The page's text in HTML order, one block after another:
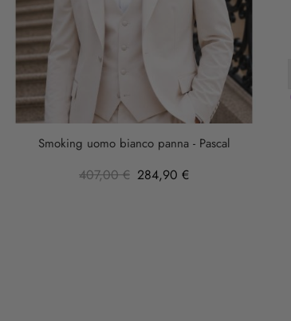
Smoking uomo bianco panna - Pascal
407,00 € 284,90 €